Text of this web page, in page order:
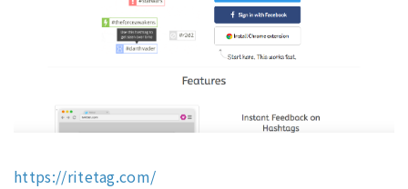
https://ritetag.com/